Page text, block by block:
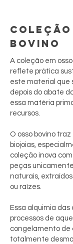
BOVINO
A coleção em
reflete prática
este material que
depois do abate
essa matéria
recursos.
O osso bovino
biojoias,
coleção inova
peças
naturais,
ou raízes.
Essa alquimia das
processos de
congelamento de
totalmente